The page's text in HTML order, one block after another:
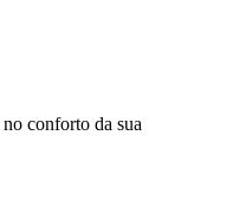
conforto da sua